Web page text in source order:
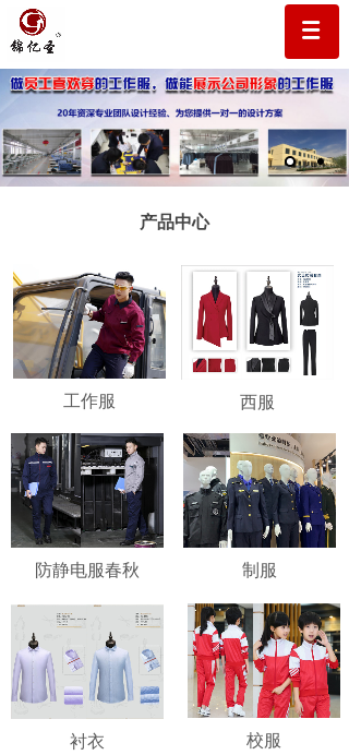
制服
衬衣
防静电服春秋
工作服 西服
产品中心
校服